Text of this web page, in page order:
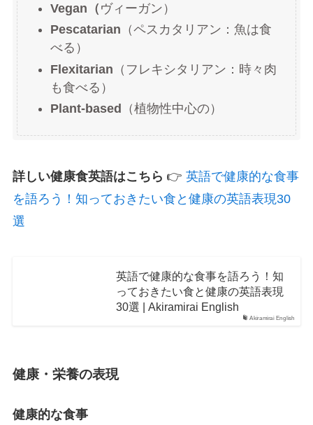
Vegan（ ヴィーガン）
Pescatarian （ペスカタリアン：魚は食
べる）
Flexitarian （フレキシタリアン：時々肉
も食べる）
Plant-based
（植物性中心の）
詳しい健康食英語はこちら 👉 英語で健康的な食事
を語ろう！知っておきたい食と健康の英語表現30
選
Akiramirai English
英語で健康的な食事を語ろう！知
っておきたい食と健康の英語表現
30選 | Akiramirai English
健康・栄養の表現
健康的な食事